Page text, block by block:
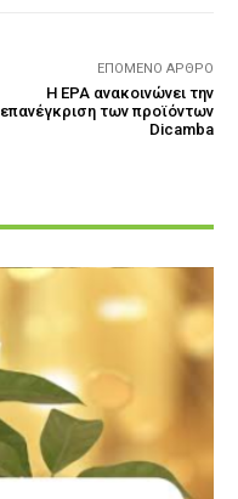
ΕΠΌΜΕΝΟ ΆΡΘΡΟ
Η EPA ανακοινώνει την
επανέγκριση των προϊόντων
Dicamba